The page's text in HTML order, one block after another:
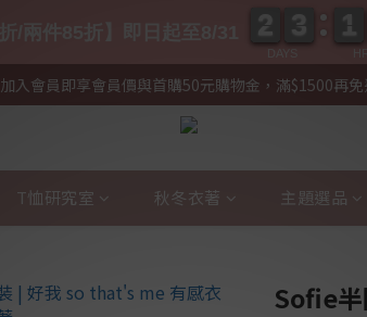
加入會員即享會員價與首購50元購物金，滿$1500再免
T恤研究室 秋冬衣著 主題選品
Sofie
2
2
2
2 3
3
3
3 1
1
1
1